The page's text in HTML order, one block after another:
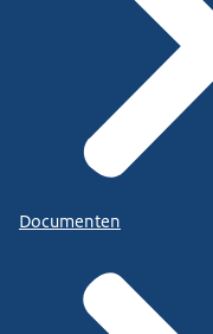
Documenten